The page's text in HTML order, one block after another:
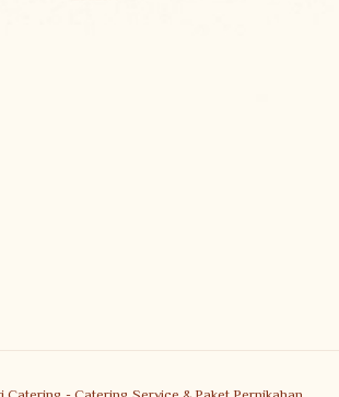
- Catering Service & Paket Pernikahan